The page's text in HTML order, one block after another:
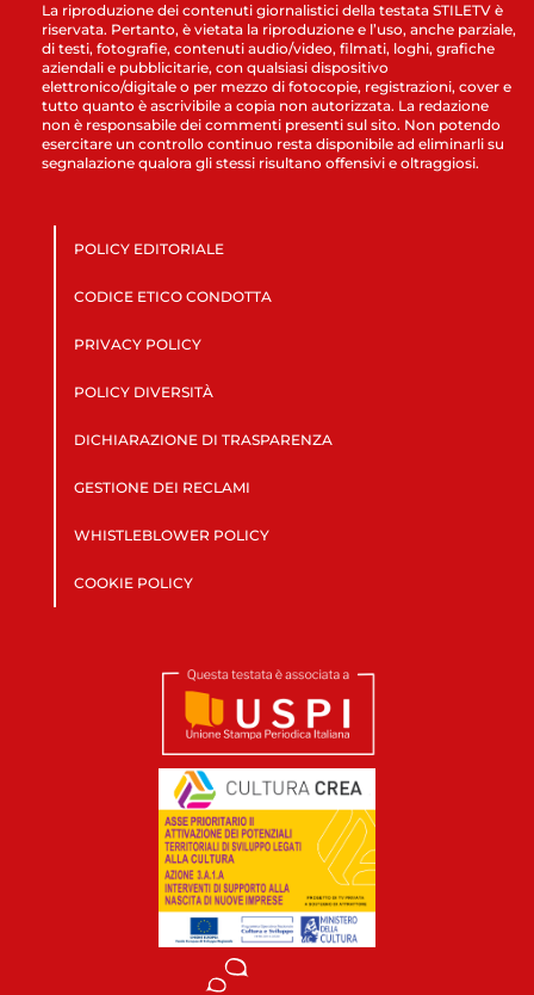
La riproduzione dei contenuti giornalistici della testata STILETV è
riservata. Pertanto, è vietata la riproduzione e l’uso, anche parziale,
di testi, fotografie, contenuti audio/video, filmati, loghi, grafiche
aziendali e pubblicitarie, con qualsiasi dispositivo
elettronico/digitale o per mezzo di fotocopie, registrazioni, cover e
tutto quanto è ascrivibile a copia non autorizzata. La redazione
non è responsabile dei commenti presenti sul sito. Non potendo
esercitare un controllo continuo resta disponibile ad eliminarli su
segnalazione qualora gli stessi risultano offensivi e oltraggiosi.
POLICY EDITORIALE
CODICE ETICO CONDOTTA
PRIVACY POLICY
POLICY DIVERSITÀ
DICHIARAZIONE DI TRASPARENZA
GESTIONE DEI RECLAMI
WHISTLEBLOWER POLICY
COOKIE POLICY